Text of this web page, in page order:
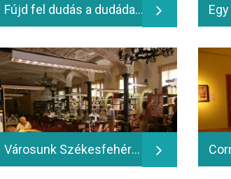
Fújd fel dudás a dudádat! A Kákics Együttes zenés műsora gyermekeknek; Városház téri színpad - 2014.06.13.
Városunk Székesfehérvár, a kiállítást megnyitja dr. Arató Antal - 2014.06.14.